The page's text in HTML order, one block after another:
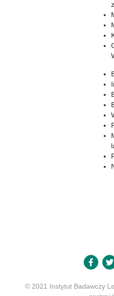
© 2021 Instytut Badawczy